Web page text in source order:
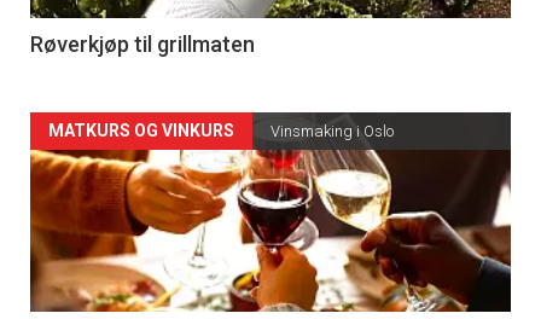
4
Røverkjøp til grillmaten
Forsiden
akkurat
nå
-
MATKURS OG VINKURS Vinsmaking i Oslo